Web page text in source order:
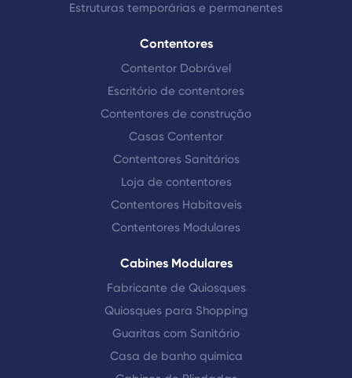
Estruturas temporárias e permanentes
Contentores
Contentor Dobrável
Escritório de contentores
Contentores de construção
Casas Contentor
Contentores Sanitários
Loja de contentores
Contentores Habitaveis
Contentores Modulares
Cabines Modulares
Fabricante de Quiosques
Quiosques para Shopping
Guaritas com Sanitário
Casa de banho química